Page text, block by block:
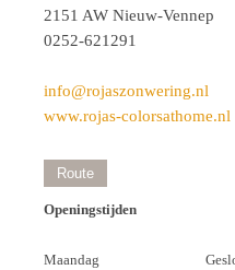
2151 AW Nieuw-Vennep
0252-621291
info@rojaszonwering.nl
www.rojas-colorsathome.nl
Route
Openingstijden
Maandag